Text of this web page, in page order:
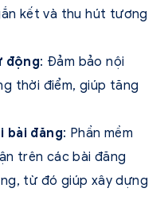
kết và thu hút tương
động: Đảm bảo nội
thời điểm, giúp tăng
bài đăng: Phần mềm
trên các bài đăng
từ đó giúp xây dựng